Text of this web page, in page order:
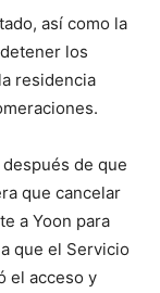
así como la
los
residencia
de que
que cancelar
a Yoon para
que el Servicio
el acceso y